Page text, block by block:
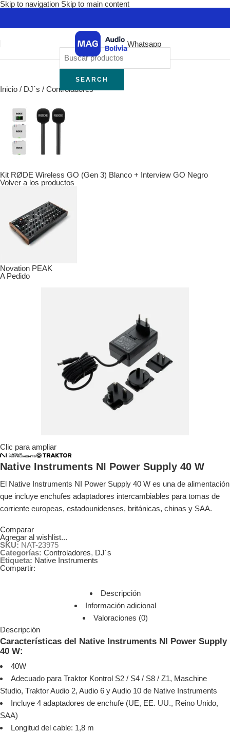
Skip to navigation Skip to main content
Whatsapp
SEARCH
Inicio / DJ´s / Controladores
Kit RØDE Wireless GO (Gen 3) Blanco + Interview GO Negro
Volver a los productos
Novation PEAK
A Pedido
Clic para ampliar
Native Instruments NI Power Supply 40 W
El Native Instruments NI Power Supply 40 W es una de alimentación
que incluye enchufes adaptadores intercambiables para tomas de
corriente europeas, estadounidenses, británicas, chinas y SAA.
Comparar
Agregar al wishlist...
SKU: NAT-23975
Categorías: Controladores, DJ´s
Etiqueta: Native Instruments
Compartir:
Descripción
Información adicional
Valoraciones (0)
Descripción
Características del Native Instruments NI Power Supply
40 W:
40W
Adecuado para Traktor Kontrol S2 / S4 / S8 / Z1, Maschine
Studio, Traktor Audio 2, Audio 6 y Audio 10 de Native Instruments
Incluye 4 adaptadores de enchufe (UE, EE. UU., Reino Unido,
SAA)
Longitud del cable: 1,8 m